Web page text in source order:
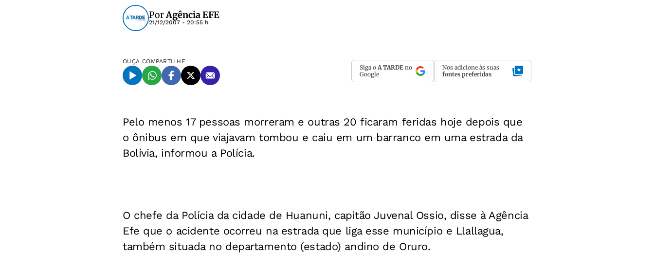
PorAgência EFE
21/12/2007 - 20:55 h
OUÇA COMPARTILHE
Siga o A TARDE no
Google
Nos adicione às suas
fontes preferidas
Pelo menos 17 pessoas morreram e outras 20 ficaram feridas hoje depois que
o ônibus em que viajavam tombou e caiu em um barranco em uma estrada da
Bolívia, informou a Polícia.
O chefe da Polícia da cidade de Huanuni, capitão Juvenal Ossio, disse à Agência
Efe que o acidente ocorreu na estrada que liga esse município e Llallagua,
também situada no departamento (estado) andino de Oruro.